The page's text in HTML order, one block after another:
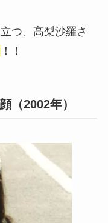
つ、高梨沙羅さ
！！
（2002年）